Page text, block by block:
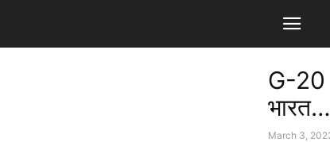
G-20
March 3,